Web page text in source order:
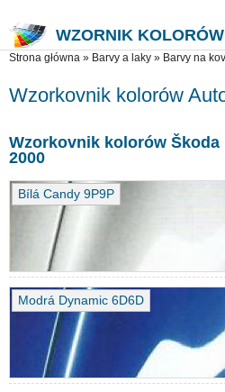
WZORNIK KOLORÓW
Jesteś tutaj
Strona główna » Barvy a laky » Barvy na kov
Wzorkovnik kolorów
Wzorkovnik kolorów Škoda
2000
Bílá Candy 9P9P
Modrá Dynamic 6D6D